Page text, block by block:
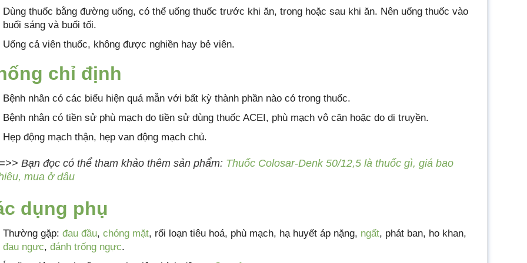
Dùng thuốc bằng đường uống, có thể uống thuốc trước khi ăn, trong hoặc sau khi ăn. Nên uống thuốc vào
buổi sáng và buổi tối.
Uống cả viên thuốc, không được nghiền hay bẻ viên.
chỉ định
Bệnh nhân có các biểu hiện quá mẫn với bất kỳ thành phần nào có trong thuốc.
Bệnh nhân có tiền sử phù mạch do tiền sử dùng thuốc ACEI, phù mạch vô căn hoặc do di truyền.
Hẹp động mạch thận, hẹp van động mạch chủ.
Bạn đọc có thể tham khảo thêm sản phẩm: Thuốc Colosar-Denk 50/12,5 là thuốc gì, giá bao
mua ở đâu
dụng phụ
Thường gặp: đau đầu, chóng mặt, rối loạn tiêu hoá, phù mạch, hạ huyết áp nặng, ngất, phát ban, ho khan,
đau ngực, đánh trống ngực.